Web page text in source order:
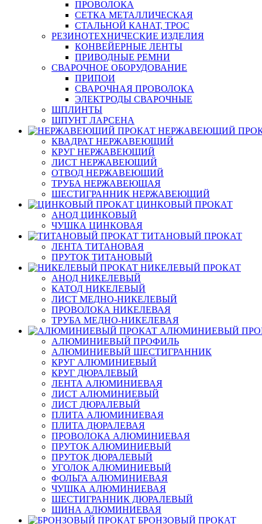
ПРОВОЛОКА
СЕТКА МЕТАЛЛИЧЕСКАЯ
СТАЛЬНОЙ КАНАТ, ТРОС
РЕЗИНОТЕХНИЧЕСКИЕ ИЗДЕЛИЯ
КОНВЕЙЕРНЫЕ ЛЕНТЫ
ПРИВОДНЫЕ РЕМНИ
СВАРОЧНОЕ ОБОРУДОВАНИЕ
ПРИПОИ
СВАРОЧНАЯ ПРОВОЛОКА
ЭЛЕКТРОДЫ СВАРОЧНЫЕ
ШПЛИНТЫ
ШПУНТ ЛАРСЕНА
НЕРЖАВЕЮЩИЙ
КВАДРАТ НЕРЖАВЕЮЩИЙ
КРУГ НЕРЖАВЕЮЩИЙ
ЛИСТ НЕРЖАВЕЮЩИЙ
ОТВОД НЕРЖАВЕЮЩИЙ
ТРУБА НЕРЖАВЕЮЩАЯ
ШЕСТИГРАННИК НЕРЖАВЕЮЩИЙ
ЦИНКОВЫЙ ПРОКАТ
АНОД ЦИНКОВЫЙ
ЧУШКА ЦИНКОВАЯ
ТИТАНОВЫЙ ПРОКАТ
ЛЕНТА ТИТАНОВАЯ
ПРУТОК ТИТАНОВЫЙ
НИКЕЛЕВЫЙ ПРОКАТ
АНОД НИКЕЛЕВЫЙ
КАТОД НИКЕЛЕВЫЙ
ЛИСТ МЕДНО-НИКЕЛЕВЫЙ
ПРОВОЛОКА НИКЕЛЕВАЯ
ТРУБА МЕДНО-НИКЕЛЕВАЯ
АЛЮМИНИЕВЫЙ
АЛЮМИНИЕВЫЙ ПРОФИЛЬ
АЛЮМИНИЕВЫЙ ШЕСТИГРАННИК
КРУГ АЛЮМИНИЕВЫЙ
КРУГ ДЮРАЛЕВЫЙ
ЛЕНТА АЛЮМИНИЕВАЯ
ЛИСТ АЛЮМИНИЕВЫЙ
ЛИСТ ДЮРАЛЕВЫЙ
ПЛИТА АЛЮМИНИЕВАЯ
ПЛИТА ДЮРАЛЕВАЯ
ПРОВОЛОКА АЛЮМИНИЕВАЯ
ПРУТОК АЛЮМИНИЕВЫЙ
ПРУТОК ДЮРАЛЕВЫЙ
УГОЛОК АЛЮМИНИЕВЫЙ
ФОЛЬГА АЛЮМИНИЕВАЯ
ЧУШКА АЛЮМИНИЕВАЯ
ШЕСТИГРАННИК ДЮРАЛЕВЫЙ
ШИНА АЛЮМИНИЕВАЯ
БРОНЗОВЫЙ ПРОКАТ